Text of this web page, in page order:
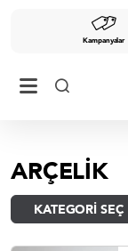
Kampanyalar
ARÇELİK
KATEGORİ SEÇ